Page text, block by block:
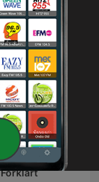
Forklart